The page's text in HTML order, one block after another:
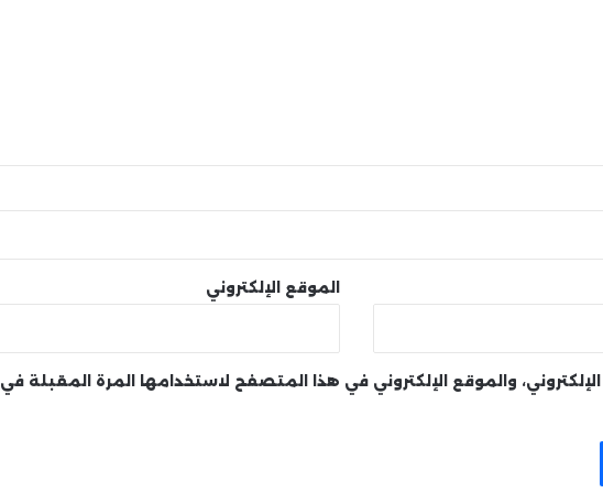
الموقع الإلكتروني
والموقع الإلكتروني في هذا المتصفح لاستخدامها المرة المقبلة في